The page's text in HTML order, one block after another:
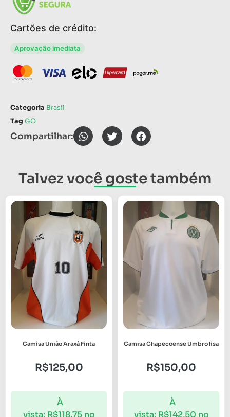
Cartões de crédito:
Aprovação imediata
Categoria Brasil
Tag GO
Compartilhar:
Talvez você goste também
Camisa União Araxá Finta
R$125,00
À
vista: R$118,75 no
Camisa Chapecoense Umbro lisa
R$150,00
À
vista: R$142,50 no